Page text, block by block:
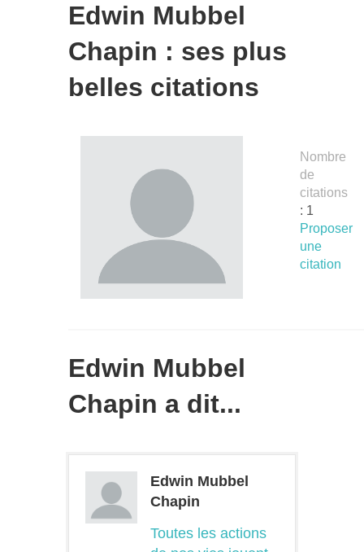
Edwin Mubbel
Chapin : ses plus
belles citations
Nombre
de
citations
: 1
Proposer
une
citation
Edwin Mubbel
Chapin a dit...
Edwin Mubbel
Chapin
Toutes les actions